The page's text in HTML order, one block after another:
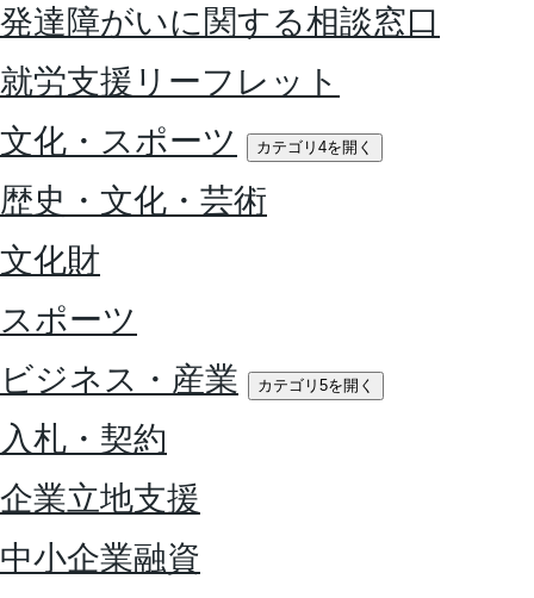
発達障がいに関する相談窓口
就労支援リーフレット
文化・スポーツ
カテゴリ4を開く
歴史・文化・芸術
文化財
スポーツ
ビジネス・産業
カテゴリ5を開く
入札・契約
企業立地支援
中小企業融資